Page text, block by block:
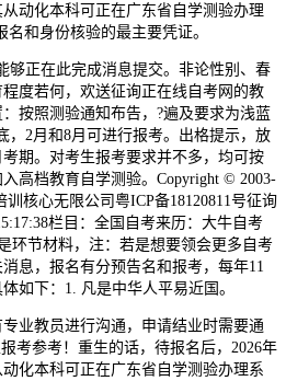
动化本科可正在广东省自学测验办理
和身份核验的最主要凭证。
正在此完成消息提交。非论性别、春
度若何，欢送征询正在线自考网的教
按照测验通知布告，?遍及要求为浅蓝
，2月和8月可进行报考。出格提示，放
期。对考生报考要求并不多，均可按
高档教育自学测验。Copyright © 2003-
核心无限公司粤ICP备18120811号征询
栏目：全国自考来历：大牛自考
环节材料，注：若是想要领会更多自考
息，报名有分预告名和报考，每年11
如下：1. 凡是中华人平易近国。
教员进行沟通，申请结业时需要通
考参考！重生的话，待报名后，2026年
化本科可正在广东省自学测验办理系